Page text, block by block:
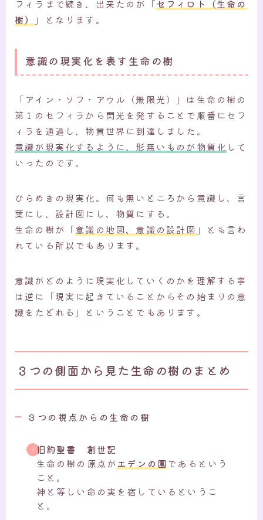
フィラまで続き、出来たのが「セフィロト（生命の
樹）
」となります。
意識の現実化を表す生命の樹
「アイン・ソフ・アウル（無限光）」は生命の樹の
第１のセフィラから閃光を発することで順番にセフ
ィラを通過し、物質世界に到達しました。
意識が現実化するように、形無いものが物質化 して
いったのです。
ひらめきの現実化。何も無いところから意識し、言
葉にし、設計図にし、物質にする。
生命の樹が「意識の地図、意識の設計図 」とも言わ
れている所以でもあります。
意識がどのように現実化していくのかを理解する事
は逆に「現実に起きていることからその始まりの意
識をたどれる」ということでもあります。
３つの側面から見た生命の樹のまとめ
３つの視点からの生命の樹
旧約聖書 創世記
生命の樹の原点がエデンの園であるという
こと。
神と等しい命の実を宿しているというこ
と。